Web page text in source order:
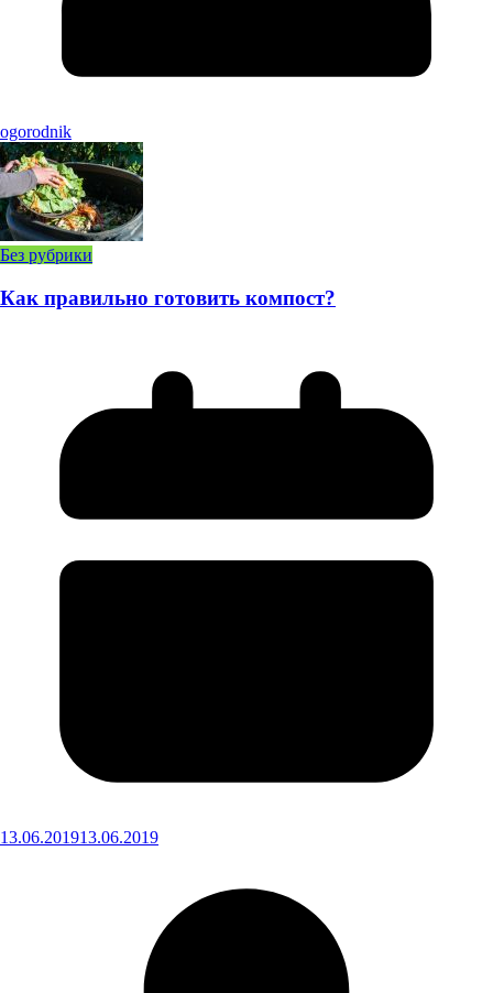
ogorodnik
Без рубрики
Как правильно готовить компост?
13.06.201913.06.2019